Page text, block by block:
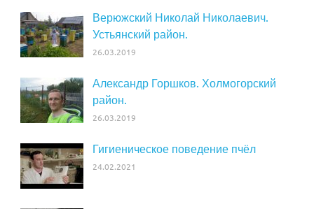
Верюжский Николай Николаевич.
Устьянский район.
26.03.2019
Александр Горшков. Холмогорский
район.
26.03.2019
Гигиеническое поведение пчёл
24.02.2021